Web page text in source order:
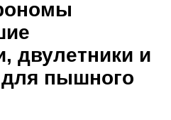
двулетники и
пышного